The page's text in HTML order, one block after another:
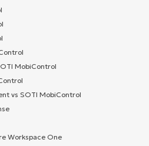
MobiControl
vs SOTI MobiControl
Workspace One